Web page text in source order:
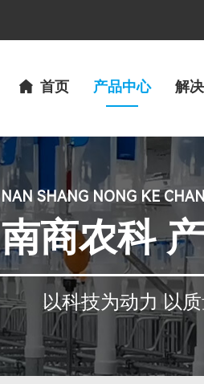
首页 产品中心 解
NAN SHANG NONG KE
南商农科
以科技为动力 以